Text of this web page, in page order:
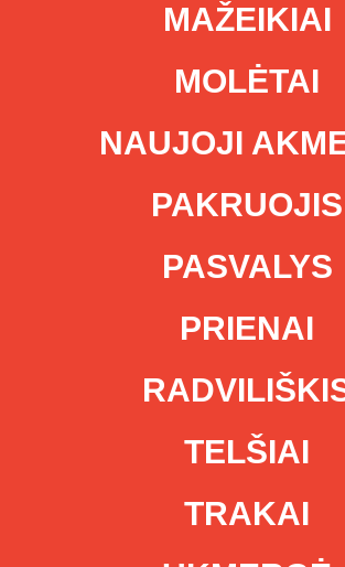
MAŽEIKIAI
MOLĖTAI
NAUJOJI
PAKRUOJIS
PASVALYS
PRIENAI
TELŠIAI
TRAKAI